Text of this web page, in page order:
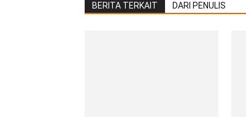
BERITA TERKAIT DARI PENULIS